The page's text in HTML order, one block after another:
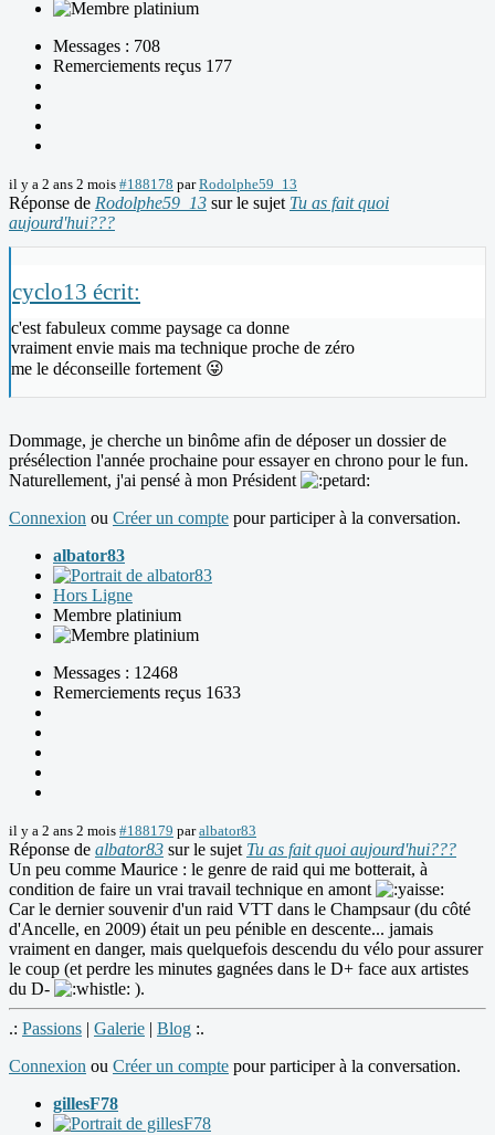
Messages : 708
Remerciements reçus 177
il y a 2 ans 2 mois #188178 parRodolphe59_13
Réponse de Rodolphe59_13 sur le sujet Tu as fait quoi
aujourd'hui???
cyclo13 écrit:
c'est fabuleux comme paysage ca donne
vraiment envie mais ma technique proche de zéro
me le déconseille fortement 😜
Dommage, je cherche un binôme afin de déposer un dossier de
présélection l'année prochaine pour essayer en chrono pour le fun.
Naturellement, j'ai pensé à mon Président
Connexion ou Créer un compte pour participer à la conversation.
albator83
Hors Ligne
Membre platinium
Messages : 12468
Remerciements reçus 1633
il y a 2 ans 2 mois #188179 paralbator83
Réponse de albator83 sur le sujet Tu as fait quoi aujourd'hui???
Un peu comme Maurice : le genre de raid qui me botterait, à
condition de faire un vrai travail technique en amont
Car le dernier souvenir d'un raid VTT dans le Champsaur (du côté
d'Ancelle, en 2009) était un peu pénible en descente... jamais
vraiment en danger, mais quelquefois descendu du vélo pour assurer
le coup (et perdre les minutes gagnées dans le D+ face aux artistes
du D-
).
.: Passions | Galerie | Blog :.
Connexion ou Créer un compte pour participer à la conversation.
gillesF78